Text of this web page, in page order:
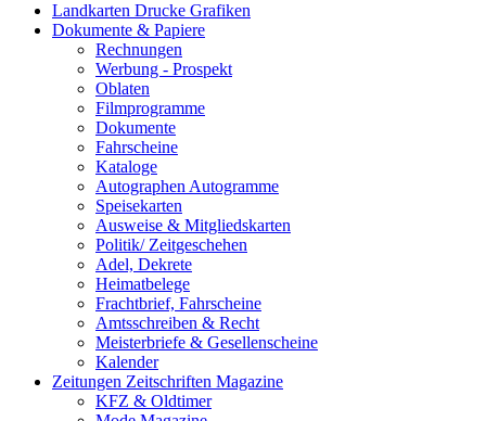
Landkarten Drucke Grafiken
Dokumente & Papiere
Rechnungen
Werbung - Prospekt
Oblaten
Filmprogramme
Dokumente
Fahrscheine
Kataloge
Autographen Autogramme
Speisekarten
Ausweise & Mitgliedskarten
Politik/ Zeitgeschehen
Adel, Dekrete
Heimatbelege
Frachtbrief, Fahrscheine
Amtsschreiben & Recht
Meisterbriefe & Gesellenscheine
Kalender
Zeitungen Zeitschriften Magazine
KFZ & Oldtimer